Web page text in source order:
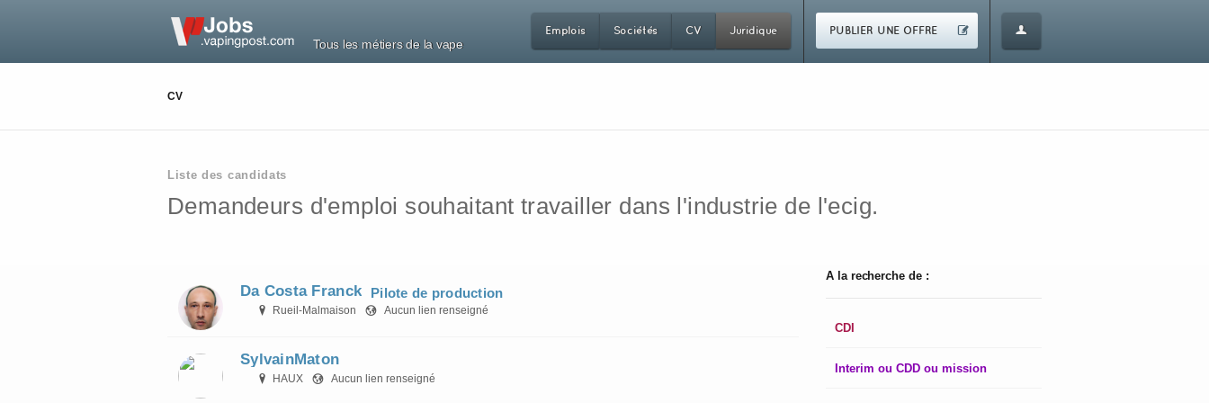
Tous les métiers de la vape
Emplois Sociétés CV Juridique PUBLIER UNE OFFRE
CV
Liste des candidats
Demandeurs d'emploi souhaitant travailler dans l'industrie de l'ecig.
Da Costa Franck Pilote de production
Rueil-Malmaison Aucun lien renseigné
SylvainMaton
HAUX Aucun lien renseigné
A la recherche de :
CDI
Interim ou CDD ou mission